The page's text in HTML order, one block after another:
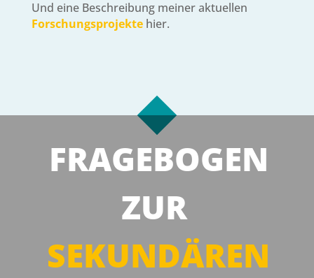
Und eine Beschreibung meiner aktuellen
Forschungsprojekte hier.
FRAGEBOGEN
ZUR
SEKUNDÄREN